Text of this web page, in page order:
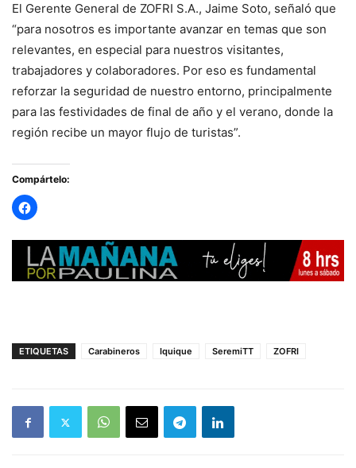
El Gerente General de ZOFRI S.A., Jaime Soto, señaló que
“para nosotros es importante avanzar en temas que son
relevantes, en especial para nuestros visitantes,
trabajadores y colaboradores. Por eso es fundamental
reforzar la seguridad de nuestro entorno, principalmente
para las festividades de final de año y el verano, donde la
región recibe un mayor flujo de turistas”.
Compártelo:
ETIQUETAS Carabineros Iquique SeremiTT ZOFRI